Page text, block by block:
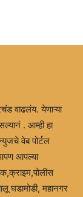
वाढलंय. येणाऱ्या
. आम्ही हा
वेब पोर्टल
आपल्या
घडामोडी, महानगर